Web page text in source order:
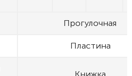
Прогулочная
Пластина